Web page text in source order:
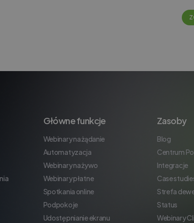
Główne funkcje
Webinary na żądanie
Automatyzacja
Webinary na żywo
Webinary płatne
Spotkania online
Podpokoje
Udostępnianie ekranu
Zasoby
Blog
Centrum
Integracje
Case
Strefa
Status
Webinary